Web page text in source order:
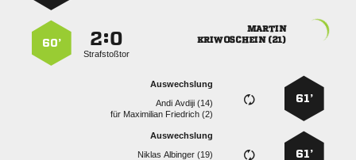

 
:
Strafstoßtor
60’
61’
Auswechslung
  
für   
61’
Auswechslung
  